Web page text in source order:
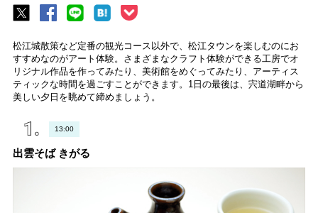
松江城散策など定番の観光コース以外で、松江タウンを楽しむのにお
すすめなのがアート体験。さまざまなクラフト体験ができる工房でオ
リジナル作品を作ってみたり、美術館をめぐってみたり、アーティス
ティックな時間を過ごすことができます。1日の最後は、宍道湖畔から
美しい夕日を眺めて締めましょう。
13:00
出雲そば きがる